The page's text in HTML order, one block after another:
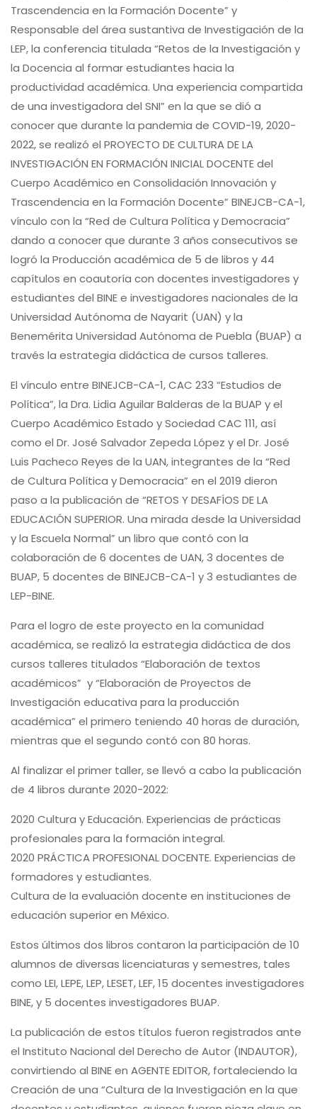
Trascendencia en la Formación Docente” y
Responsable del área sustantiva de Investigación de la
LEP, la conferencia titulada “Retos de la Investigación y
la Docencia al formar estudiantes hacia la
productividad académica. Una experiencia compartida
de una investigadora del SNI” en la que se dió a
conocer que durante la pandemia de COVID-19, 2020-
2022, se realizó el PROYECTO DE CULTURA DE LA
INVESTIGACIÓN EN FORMACIÓN INICIAL DOCENTE del
Cuerpo Académico en Consolidación Innovación y
Trascendencia en la Formación Docente” BINEJCB-CA-1,
vínculo con la “Red de Cultura Política y Democracia”
dando a conocer que durante 3 años consecutivos se
logró la Producción académica de 5 de libros y 44
capítulos en coautoría con docentes investigadores y
estudiantes del BINE e investigadores nacionales de la
Universidad Autónoma de Nayarit (UAN) y la
Benemérita Universidad Autónoma de Puebla (BUAP) a
través la estrategia didáctica de cursos talleres.
El vínculo entre BINEJCB-CA-1, CAC 233 “Estudios de
Política”, la Dra. Lidia Aguilar Balderas de la BUAP y el
Cuerpo Académico Estado y Sociedad CAC 111, así
como el Dr. José Salvador Zepeda López y el Dr. José
Luis Pacheco Reyes de la UAN, integrantes de la “Red
de Cultura Política y Democracia” en el 2019 dieron
paso a la publicación de “RETOS Y DESAFÍOS DE LA
EDUCACIÓN SUPERIOR. Una mirada desde la Universidad
y la Escuela Normal” un libro que contó con la
colaboración de 6 docentes de UAN, 3 docentes de
BUAP, 5 docentes de BINEJCB-CA-1 y 3 estudiantes de
LEP-BINE.
Para el logro de este proyecto en la comunidad
académica, se realizó la estrategia didáctica de dos
cursos talleres titulados “Elaboración de textos
académicos” y “Elaboración de Proyectos de
Investigación educativa para la producción
académica” el primero teniendo 40 horas de duración,
mientras que el segundo contó con 80 horas.
Al finalizar el primer taller, se llevó a cabo la publicación
de 4 libros durante 2020-2022:
2020 Cultura y Educación. Experiencias de prácticas
profesionales para la formación integral.
2020 PRÁCTICA PROFESIONAL DOCENTE. Experiencias de
formadores y estudiantes.
Cultura de la evaluación docente en instituciones de
educación superior en México.
Estos últimos dos libros contaron la participación de 10
alumnos de diversas licenciaturas y semestres, tales
como LEI, LEPE, LEP, LESET, LEF, 15 docentes investigadores
BINE, y 5 docentes investigadores BUAP.
La publicación de estos títulos fueron registrados ante
el Instituto Nacional del Derecho de Autor (INDAUTOR),
convirtiendo al BINE en AGENTE EDITOR, fortaleciendo la
Creación de una “Cultura de la Investigación en la que